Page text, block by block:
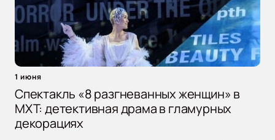
1 июня
Спектакль «8 разгневанных женщин» в
МХТ: детективная драма в гламурных
декорациях